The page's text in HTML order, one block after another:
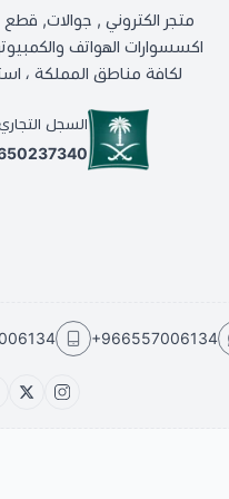
متجر الكتروني , جوالات, قطع
اكسسوارات الهواتف
لكافة مناطق المملكة ،
السجل
+966557006134